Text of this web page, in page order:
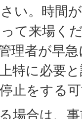
い。時間
て来場く
理者が早
特に必要
止をする
場合は、